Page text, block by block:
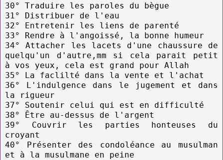
30° Traduire les paroles du bègue
31° Distribuer de l'eau
32° Entretenir les liens de parenté
33° Rendre à l'angoissé, la bonne humeur
34° Attacher les lacets d'une chaussure de
quelqu'un d'autre,mm si cela parait petit
à vos yeux, cela est grand pour Allah
35° La faclilté dans la vente et l'achat
36° L'indulgence dans le jugement et dans
la rigueur
37° Soutenir celui qui est en difficulté
38° Être au-dessus de l'argent
39° Couvrir les parties honteuses du
croyant
40° Présenter des condoléance au musulman
et à la musulmane en peine